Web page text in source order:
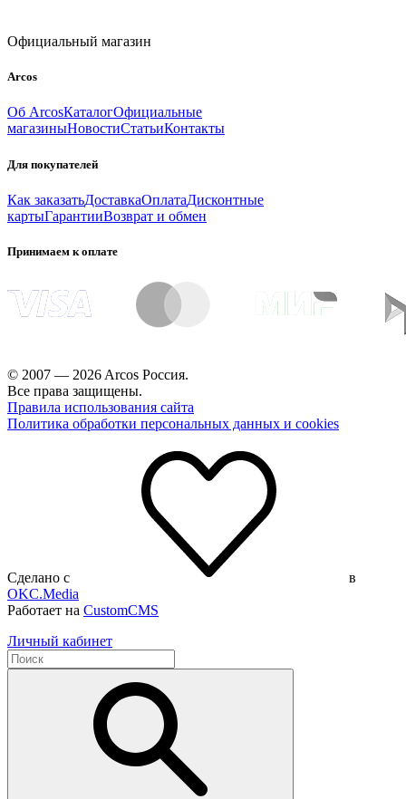
Официальный магазин
Arcos
Об ArcosКаталогОфициальные
магазиныНовостиСтатьиКонтакты
Для покупателей
Как заказатьДоставкаОплатаДисконтные
картыГарантииВозврат и обмен
Принимаем к оплате
© 2007 — 2026 Arcos Россия.
Все права защищены.
Правила использования сайта
Политика обработки персональных данных и cookies
Сделано с
в
OKC.Media
Работает на CustomCMS
Личный кабинет